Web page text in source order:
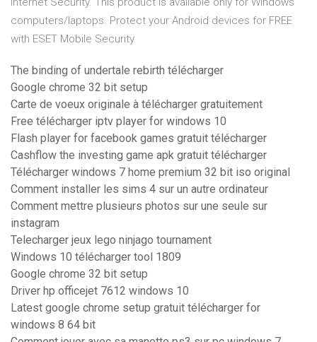
computers/laptops. Protect your Android devices for FREE
with ESET Mobile Security
The binding of undertale rebirth télécharger
Google chrome 32 bit setup
Carte de voeux originale à télécharger gratuitement
Free télécharger iptv player for windows 10
Flash player for facebook games gratuit télécharger
Cashflow the investing game apk gratuit télécharger
Télécharger windows 7 home premium 32 bit iso original
Comment installer les sims 4 sur un autre ordinateur
Comment mettre plusieurs photos sur une seule sur
instagram
Telecharger jeux lego ninjago tournament
Windows 10 télécharger tool 1809
Google chrome 32 bit setup
Driver hp officejet 7612 windows 10
Latest google chrome setup gratuit télécharger for
windows 8 64 bit